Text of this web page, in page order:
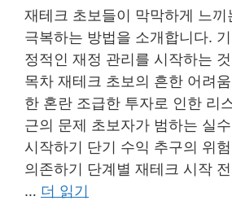
재테크 초보들이 막막하게 느끼
극복하는 방법을 소개합니다.
정적인 재정 관리를 시작하는
목차 재테크 초보의 흔한 어려
한 혼란 조급한 투자로 인한 리
근의 문제 초보자가 범하는 실
시작하기 단기 수익 추구의 위
의존하기 단계별 재테크 시작
… 더 읽기